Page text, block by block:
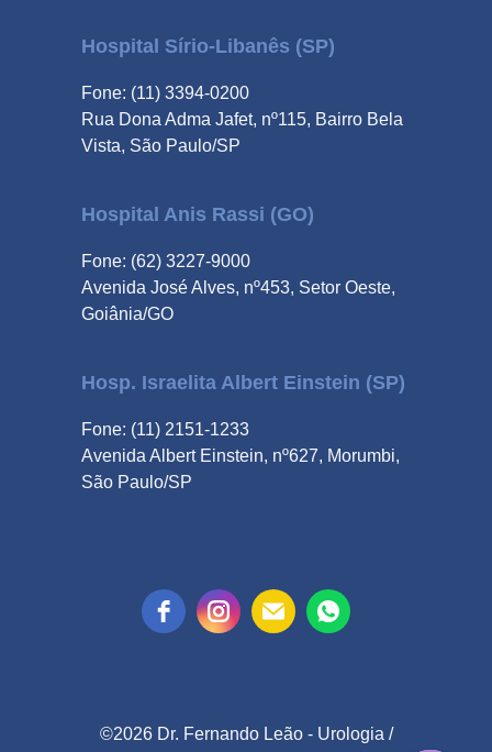
Hospital Sírio-Libanês (SP)
Fone: (11) 3394-0200
Rua Dona Adma Jafet, nº115, Bairro Bela
Vista, São Paulo/SP
Hospital Anis Rassi (GO)
Fone: (62) 3227-9000
Avenida José Alves, nº453, Setor Oeste,
Goiânia/GO
Hosp. Israelita Albert Einstein (SP)
Fone: (11) 2151-1233
Avenida Albert Einstein, nº627, Morumbi,
São Paulo/SP
©2026 Dr. Fernando Leão - Urologia /